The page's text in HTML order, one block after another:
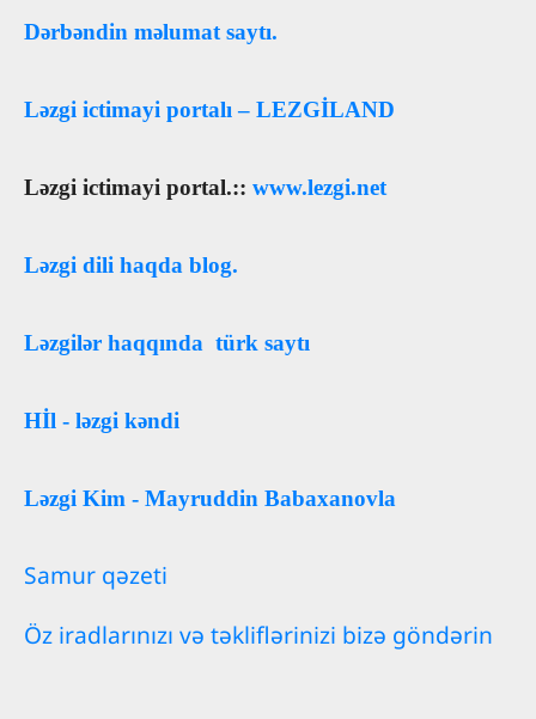
Dərbəndin məlumat saytı.
Ləzgi ictimayi portalı – LEZGİLAND
Ləzgi ictimayi portal.:: www.lezgi.net
Ləzgi dili haqda blog.
Ləzgilər haqqında türk saytı
Hİl - ləzgi kəndi
Ləzgi Kim - Mayruddin Babaxanovla
Samur qəzeti
Öz iradlarınızı və təkliflərinizi bizə göndərin